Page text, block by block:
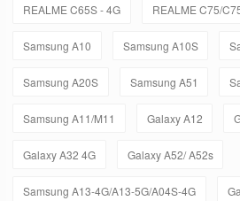
REALME C65S - 4G REALME C75/
Samsung A10 Samsung A10S
Samsung A20S Samsung A51
Samsung A11/M11 Galaxy A12
Galaxy A32 4G Galaxy A52/ A52s
Samsung A13-4G/A13-5G/A04S-4G